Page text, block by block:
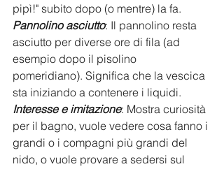
pipì!" subito dopo (o mentre) la fa.
Pannolino asciutto: Il pannolino resta
asciutto per diverse ore di fila (ad
esempio dopo il pisolino
pomeridiano). Significa che la vescica
sta iniziando a contenere i liquidi.
Interesse e imitazione: Mostra curiosità
per il bagno, vuole vedere cosa fanno i
grandi o i compagni più grandi del
nido, o vuole provare a sedersi sul